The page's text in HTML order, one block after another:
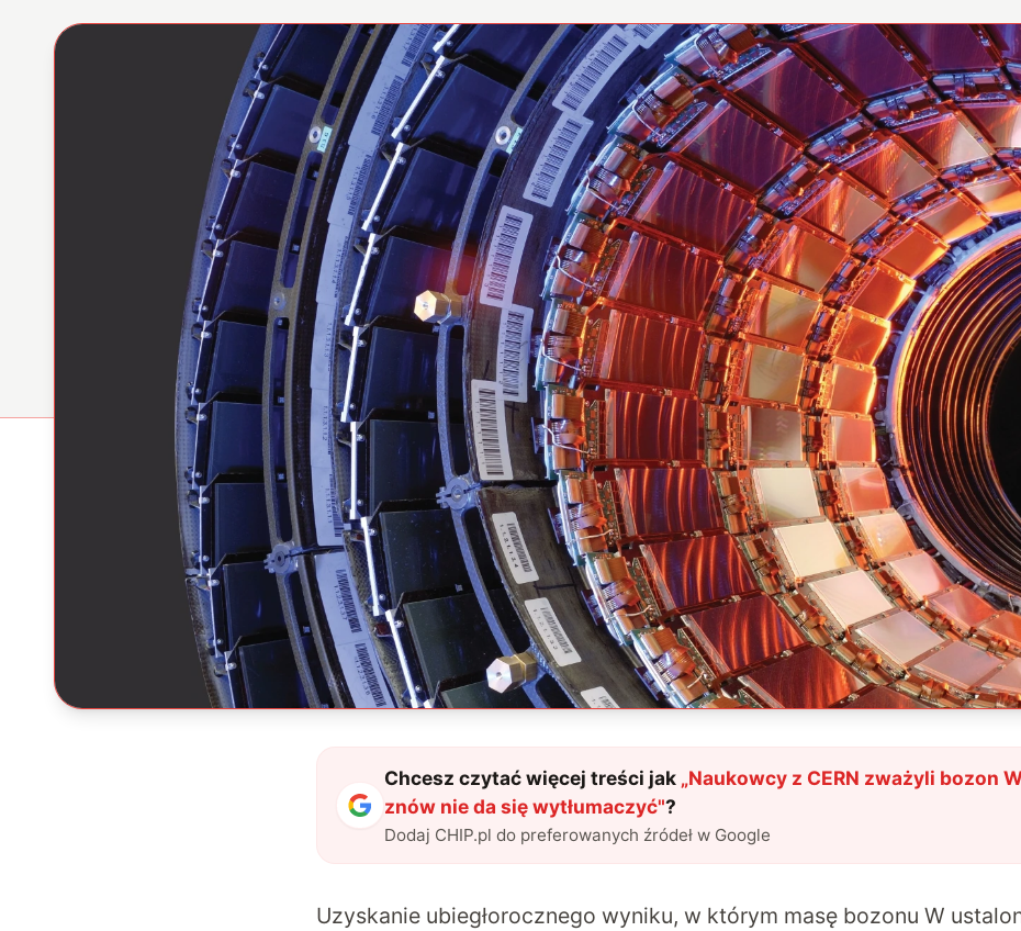
Chcesz czytać więcej treści jak „Naukowcy z CERN zważyli bozon
znów nie da się wytłumaczyć"?
Dodaj CHIP.pl do preferowanych źródeł w Google
Uzyskanie ubiegłorocznego wyniku, w którym masę bozonu W